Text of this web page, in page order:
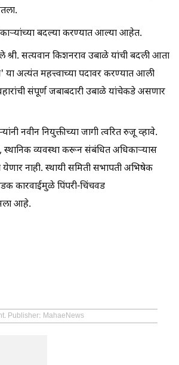
बदल्या करण्यात आल्या आहेत.
सत्यवान किशनराव उबाळे यांची बदली आता
या अत्यंत महत्त्वाच्या पदावर करण्यात आली
संपूर्ण जबाबदारी उबाळे यांचेकडे असणार
नवीन नियुक्तीच्या जागी त्वरित रुजू व्हावे.
स्थानिक व्यवस्था करून संबंधित अधिकाऱ्यास
नाही. स्थायी समिती सभापती अभिषेक
कारवाईमुळे पिंपरी-चिंचवड
आहे.
Publisher: MahaeNews